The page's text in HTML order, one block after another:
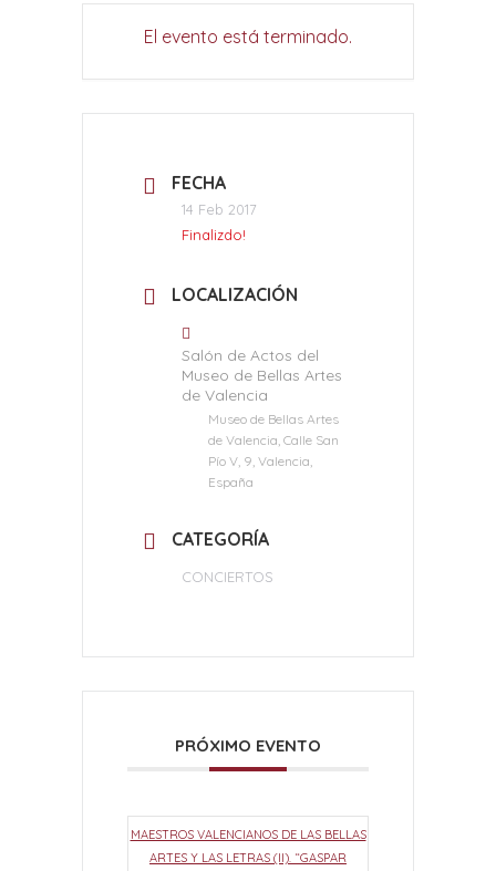
El evento está terminado.
FECHA
14 Feb 2017
Finalizdo!
LOCALIZACIÓN
Salón de Actos del
Museo de Bellas Artes
de Valencia
Museo de Bellas Artes
de Valencia, Calle San
Pío V, 9, Valencia,
España
CATEGORÍA
CONCIERTOS
PRÓXIMO EVENTO
MAESTROS VALENCIANOS DE LAS BELLAS
ARTES Y LAS LETRAS (II). “GASPAR